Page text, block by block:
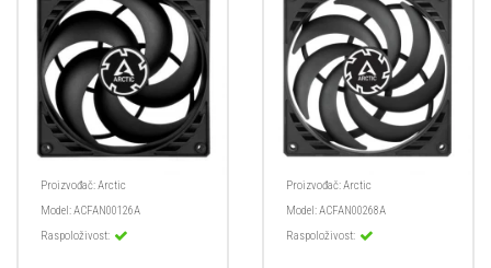
Proizvođač:Arctic
Model:ACFAN00126A
Raspoloživost:
Proizvođač:Arctic
Model:ACFAN00268A
Raspoloživost: